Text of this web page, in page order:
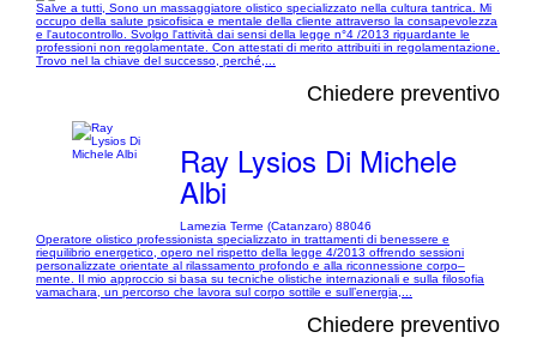
Salve a tutti, Sono un massaggiatore olistico specializzato nella cultura tantrica. Mi
occupo della salute psicofisica e mentale della cliente attraverso la consapevolezza
e l'autocontrollo. Svolgo l'attività dai sensi della legge n°4 /2013 riguardante le
professioni non regolamentate. Con attestati di merito attribuiti in regolamentazione.
Trovo nel la chiave del successo, perché,...
Chiedere preventivo
Ray Lysios Di Michele
Albi
Lamezia Terme (Catanzaro) 88046
Operatore olistico professionista specializzato in trattamenti di benessere e
riequilibrio energetico, opero nel rispetto della legge 4/2013 offrendo sessioni
personalizzate orientate al rilassamento profondo e alla riconnessione corpo–
mente. Il mio approccio si basa su tecniche olistiche internazionali e sulla filosofia
vamachara, un percorso che lavora sul corpo sottile e sull’energia,...
Chiedere preventivo